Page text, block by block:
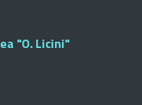
"O. Licini"